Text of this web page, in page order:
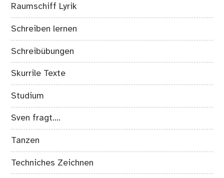
Raumschiff Lyrik
Schreiben lernen
Schreibübungen
Skurrile Texte
Studium
Sven fragt….
Tanzen
Techniches Zeichnen